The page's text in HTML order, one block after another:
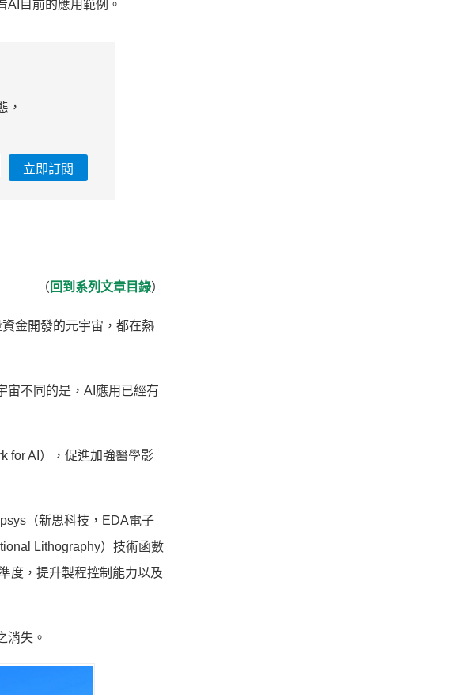
目前的應用範例。
，
立即訂閱
（ 回到系列文章目錄）
金開發的元宇宙，都在熱
宙不同的是，AI應用已經有
for AI），促進加強醫學影
（新思科技，EDA電子
Lithography）技術函數
度，提升製程控制能力以及
消失。